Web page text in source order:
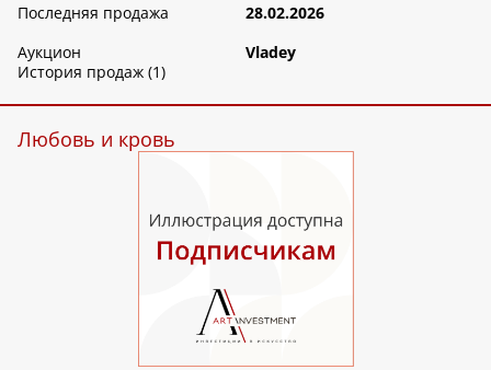
Последняя продажа
28.02.2026
Аукцион
Vladey
История продаж (1)
Любовь и кровь